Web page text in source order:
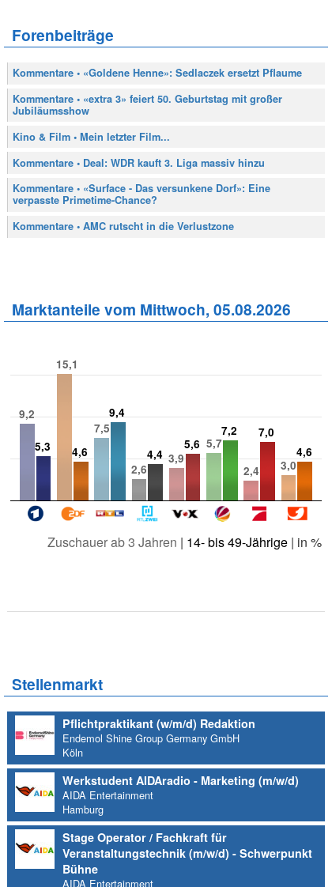
Forenbeiträge
Kommentare • «Goldene Henne»: Sedlaczek ersetzt Pflaume
Kommentare • «extra 3» feiert 50. Geburtstag mit großer
Jubiläumsshow
Kino & Film • Mein letzter Film...
Kommentare • Deal: WDR kauft 3. Liga massiv hinzu
Kommentare • «Surface - Das versunkene Dorf»: Eine
verpasste Primetime-Chance?
Kommentare • AMC rutscht in die Verlustzone
Marktanteile vom Mittwoch, 05.08.2026
9,2
15,1
7,5
2,6
3,9
5,7
2,4
3,0
5,3 4,6
9,4
4,4
5,6
7,2
7,0
4,6
Zuschauer ab 3 Jahren | 14- bis 49-Jährige| in %
Stellenmarkt
Pflichtpraktikant (w/m/d) Redaktion
Endemol Shine Group Germany GmbH
Köln
Werkstudent AIDAradio - Marketing (m/w/d)
AIDA Entertainment
Hamburg
Stage Operator / Fachkraft für
Veranstaltungstechnik (m/w/d) - Schwerpunkt
Bühne
AIDA Entertainment